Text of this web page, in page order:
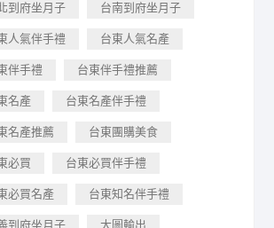
到府坐月子 台南到府坐月子
人氣伴手禮 台東人氣名產
伴手禮 台東伴手禮推薦
名產 台東名產伴手禮
名產推薦 台東團購美食
必買 台東必買伴手禮
必買名產 台東知名伴手禮
到府坐月子 大圖輸出